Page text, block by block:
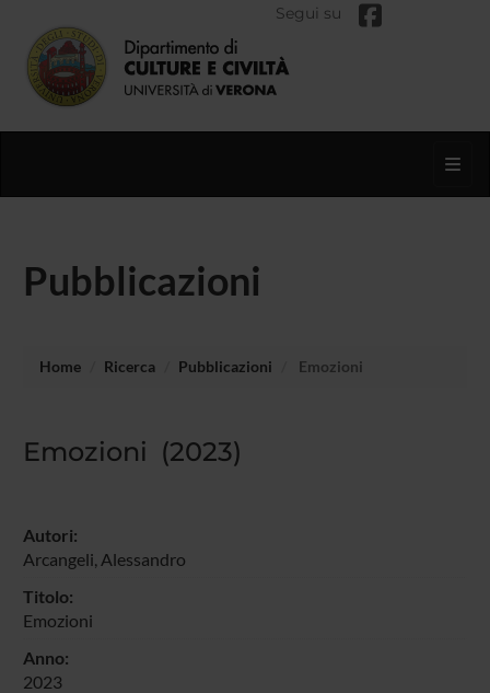
Segui su
Pubblicazioni
Home Ricerca Pubblicazioni Emozioni
Emozioni (2023)
Autori:
Arcangeli, Alessandro
Titolo:
Emozioni
Anno:
2023